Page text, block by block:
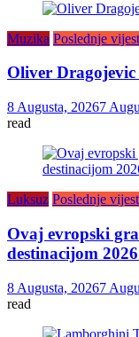
Muzika Poslednje
Oliver
8 Augusta, 20267
read
Luksuz Poslednje
Ovaj evropski
destinacijom
8 Augusta, 20267
read